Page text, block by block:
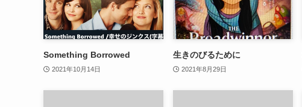
Something Borrowed
2021年10月14日
生きのびるために
2021年8月29日